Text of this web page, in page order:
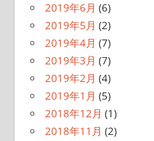
2019年6月 (6)
2019年5月 (2)
2019年4月 (7)
2019年3月 (7)
2019年2月 (4)
2019年1月 (5)
2018年12月 (1)
2018年11月 (2)